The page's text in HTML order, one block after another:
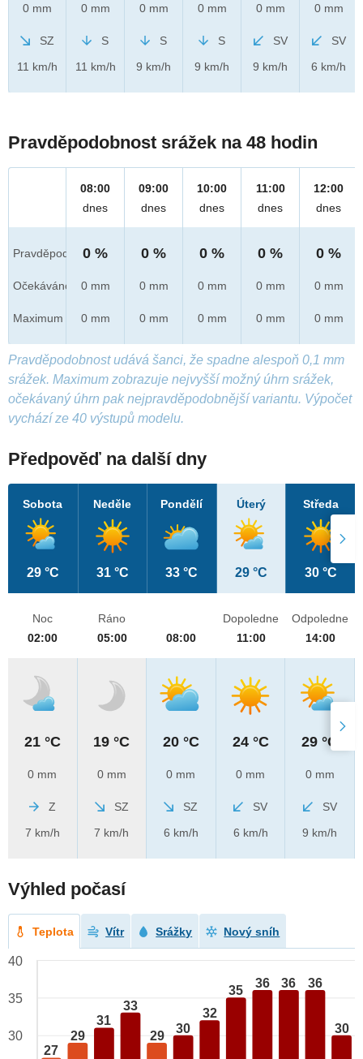
0 mm
SZ
11 km/h
0 mm
S
11 km/h
0 mm
S
9 km/h
0 mm
S
9 km/h
0 mm
SV
9 km/h
0 mm
SV
6 km/h
Pravděpodobnost srážek na 48 hodin
Pravděpod.
Očekáváno
Maximum
08:00
dnes
0 %
0 mm
0 mm
09:00
dnes
0 %
0 mm
0 mm
10:00
dnes
0 %
0 mm
0 mm
11:00
dnes
0 %
0 mm
0 mm
12:00
dnes
0 %
0 mm
0 mm
Pravděpodobnost udává šanci, že spadne alespoň 0,1 mm
srážek. Maximum zobrazuje nejvyšší možný úhrn srážek,
očekávaný úhrn pak nejpravděpodobnější variantu. Výpočet
vychází ze 40 výstupů modelu.
Předpověď na další dny
Sobota
29 °C
Neděle
31 °C
Pondělí
33 °C
Úterý
29 °C
Středa
30 °C
Noc
02:00
21 °C
0 mm
Z
7 km/h
Ráno
05:00
19 °C
0 mm
SZ
7 km/h
08:00
20 °C
0 mm
SZ
6 km/h
Dopoledne
11:00
24 °C
0 mm
SV
6 km/h
Odpoledne
14:00
29 °C
0 mm
SV
9 km/h
Výhled počasí
Teplota Vítr Srážky Nový sníh
27
29
31
33
29
30
32
35
36 36 36
30
40
35
30